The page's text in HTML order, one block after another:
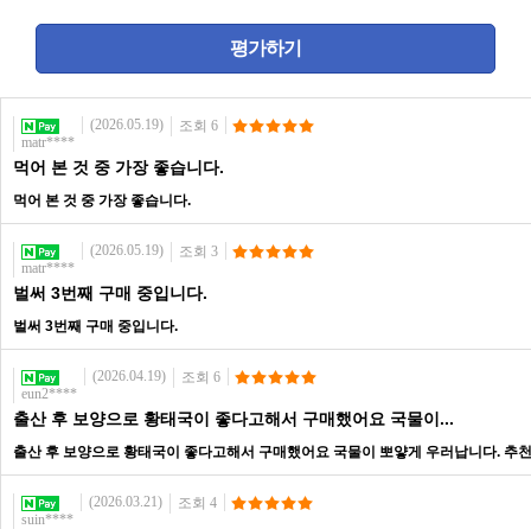
matr****
(2026.05.19) 조회 6
먹어 본 것 중 가장 좋습니다.
먹어 본 것 중 가장 좋습니다.
matr****
(2026.05.19) 조회 3
벌써 3번째 구매 중입니다.
벌써 3번째 구매 중입니다.
eun2****
(2026.04.19) 조회 6
출산 후 보양으로 황태국이 좋다고해서 구매했어요 국물이...
출산 후 보양으로 황태국이 좋다고해서 구매했어요 국물이 뽀얗게 우러납니다. 추
suin****
(2026.03.21) 조회 4